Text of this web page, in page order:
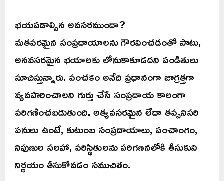
భయపడాల్సిన అవసరముందా?
మతపరమైన సంప్రదాయాలను గౌరవించడంతో పాటు,
అనవసరమైన భయాలకు లోనుకాకూడదని పండితులు
సూచిస్తున్నారు. పంచకం అనేది ప్రధానంగా జాగ్రత్తగా
వ్యవహరించాలని గుర్తు చేసే సంప్రదాయ కాలంగా
పరిగణించబడుతుంది. అత్యవసరమైన లేదా తప్పనిసరి
పనులు ఉంటే, కుటుంబ సంప్రదాయాలు, పంచాంగం,
నిపుణుల సలహా, పరిస్థితులను పరిగణనలోకి తీసుకుని
నిర్ణయం తీసుకోవడం సముచితం.